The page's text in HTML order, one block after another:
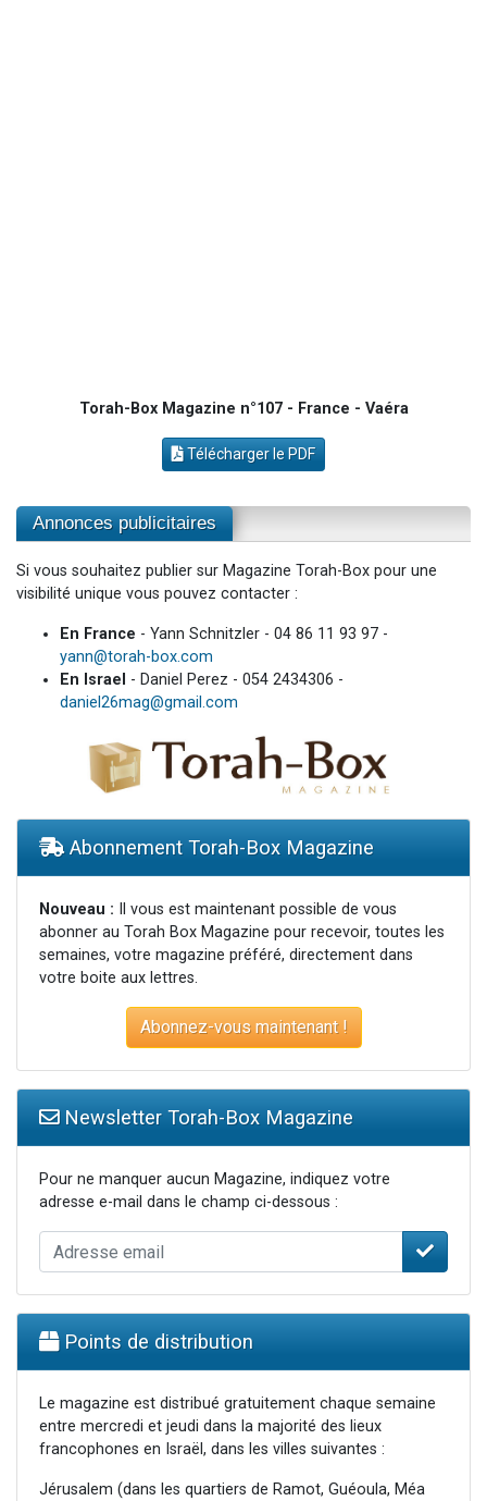
Torah-Box Magazine n°107 - France - Vaéra
Télécharger le PDF
Annonces publicitaires
Si vous souhaitez publier sur Magazine Torah-Box pour une
visibilité unique vous pouvez contacter :
En France - Yann Schnitzler - 04 86 11 93 97 -
yann@torah-box.com
En Israel - Daniel Perez - 054 2434306 -
daniel26mag@gmail.com
Abonnement Torah-Box Magazine
Nouveau : Il vous est maintenant possible de vous
abonner au Torah Box Magazine pour recevoir, toutes les
semaines, votre magazine préféré, directement dans
votre boite aux lettres.
Abonnez-vous maintenant !
Newsletter Torah-Box Magazine
Pour ne manquer aucun Magazine, indiquez votre
adresse e-mail dans le champ ci-dessous :
Points de distribution
Le magazine est distribué gratuitement chaque semaine
entre mercredi et jeudi dans la majorité des lieux
francophones en Israël, dans les villes suivantes :
Jérusalem (dans les quartiers de Ramot, Guéoula, Méa